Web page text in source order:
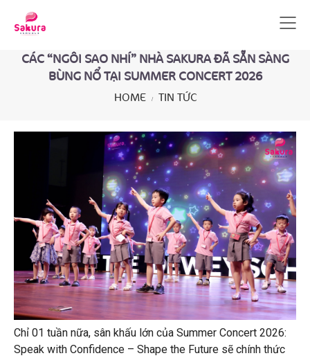
CÁC “NGÔI SAO NHÍ” NHÀ SAKURA ĐÃ SẴN SÀNG
BÙNG NỔ TẠI SUMMER CONCERT 2026
HOME TIN TỨC
Chỉ 01 tuần nữa, sân khấu lớn của Summer Concert 2026:
Speak with Confidence – Shape the Future sẽ chính thức